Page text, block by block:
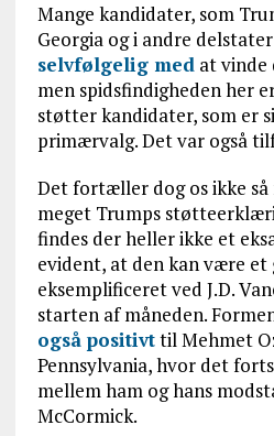
Mange kandidater, som
Georgia og i andre
selvfølgelig medat vinde
men spidsfindigheden her
støtter kandidater, som er
primærvalg. Det var også
Det fortæller dog os ikke
meget Trumps
findes der heller ikke et
evident, at den kan være
eksemplificeret ved J.D.
starten af måneden.
også positivttil Mehmet
Pennsylvania, hvor det
mellem ham og hans
McCormick.